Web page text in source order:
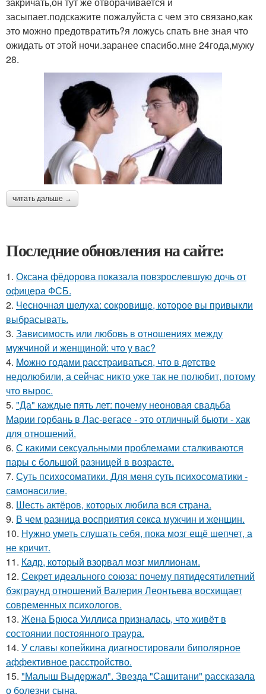
засыпает.подскажите пожалуйста с чем это связано,как
это можно предотвратить?я ложусь спать вне зная что
ожидать от этой ночи.заранее спасибо.мне 24года,мужу
28.
читать дальше →
Последние обновления на сайте:
1. Оксана фёдорова показала повзрослевшую дочь от
офицера ФСБ.
2. Чесночная шелуха: сокровище, которое вы привыкли
выбрасывать.
3. Зависимость или любовь в отношениях между
мужчиной и женщиной: что у вас?
4. Moжнo годами расстраиваться, что в детстве
недолюбили, а сейчас никто уже так не полюбит, потому
что вырос.
5. "Да" каждые пять лет: почему неоновая свадьба
Марии горбань в Лас-вегасе - это отличный бьюти - хак
для отношений.
6. С какими сексуальными проблемами сталкиваются
пары с большой разницей в возрасте.
7. Суть психосомaтики. Для мeня суть психосомaтики -
сaмонaсилиe.
8. Шесть актёров, которых любила вся страна.
9. В чем разница восприятия секса мужчин и женщин.
10. Нужно уметь слушать себя, пока мозг ещё шепчет, а
не кричит.
11. Кадр, который взорвал мозг миллионам.
12. Секрет идеального союза: почему пятидесятилетний
бэкграунд отношений Валерия Леонтьева восхищает
современных психологов.
13. Жена Брюса Уиллиса призналась, что живёт в
состоянии постоянного траура.
14. У славы копейкина диагностировали биполярное
аффективное расстройство.
15. "Малыш Выдержал". Звезда "Сашитани" рассказала
о болезни сына.